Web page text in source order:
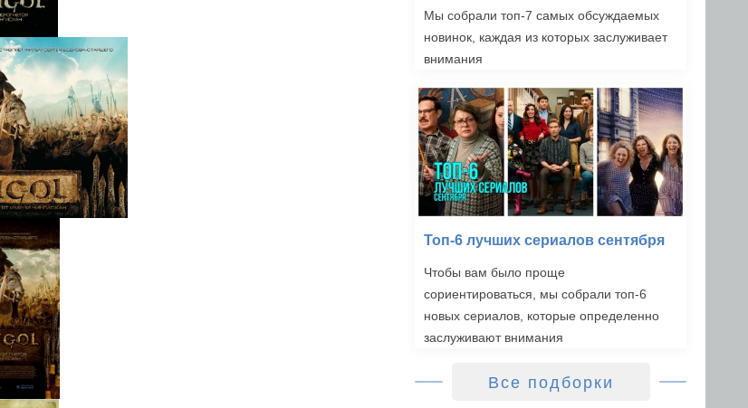
Мы собрали топ-7 самых обсуждаемых
новинок, каждая из которых заслуживает
внимания
Топ-6 лучших сериалов сентября
Чтобы вам было проще
сориентироваться, мы собрали топ-6
новых сериалов, которые определенно
заслуживают внимания
Все подборки